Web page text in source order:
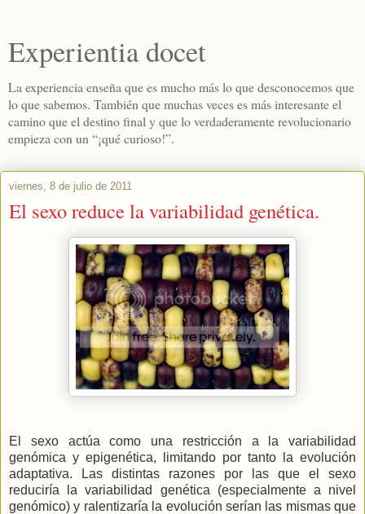
Experientia docet
La experiencia enseña que es mucho más lo que desconocemos que
lo que sabemos. También que muchas veces es más interesante el
camino que el destino final y que lo verdaderamente revolucionario
empieza con un “¡qué curioso!”.
viernes, 8 de julio de 2011
El sexo reduce la variabilidad genética.
El sexo actúa como una restricción a la variabilidad
genómica y epigenética, limitando por tanto la evolución
adaptativa. Las distintas razones por las que el sexo
reduciría la variabilidad genética (especialmente a nivel
genómico) y ralentizaría la evolución serían las mismas que